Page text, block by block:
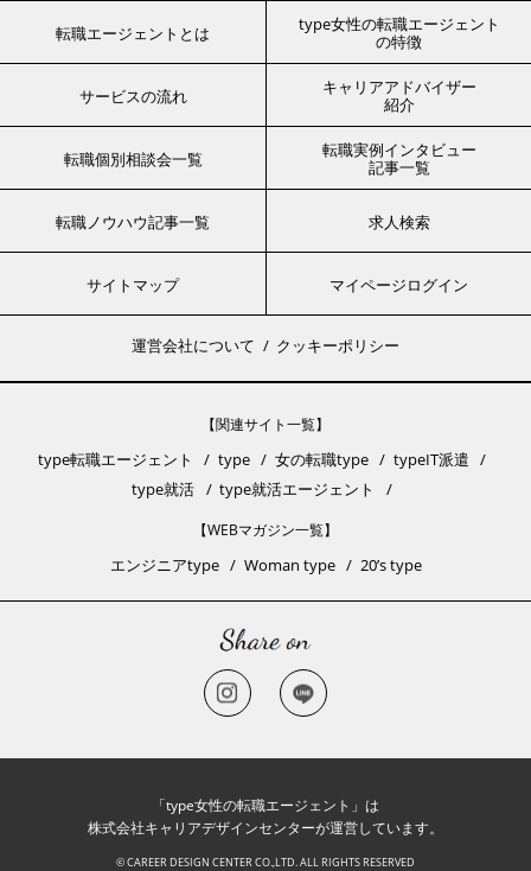
転職エージェントとは
type女性の転職エージェント
の特徴
サービスの流れ
キャリアアドバイザー
紹介
転職個別相談会一覧
転職実例インタビュー
記事一覧
転職ノウハウ記事一覧 求人検索
サイトマップ マイページログイン
運営会社について クッキーポリシー
【関連サイト一覧】
type転職エージェント type 女の転職type
typeIT派遣
type就活
type就活エージェント
【WEBマガジン一覧】
エンジニアtype Woman type 20’s type
「type女性の転職エージェント」は
株式会社キャリアデザインセンターが運営しています。
© CAREER DESIGN CENTER CO.,LTD. ALL RIGHTS RESERVED